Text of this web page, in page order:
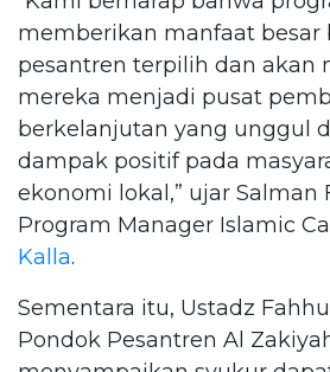
memberikan manfaat besar
pesantren terpilih dan akan
mereka menjadi pusat
berkelanjutan yang unggul
dampak positif pada
ekonomi lokal,” ujar Salman
Program Manager Islamic
Kalla.
Sementara itu, Ustadz
Pondok Pesantren Al